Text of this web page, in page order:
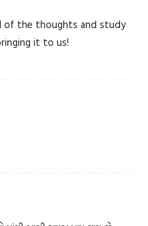
of the thoughts and study
it to us!